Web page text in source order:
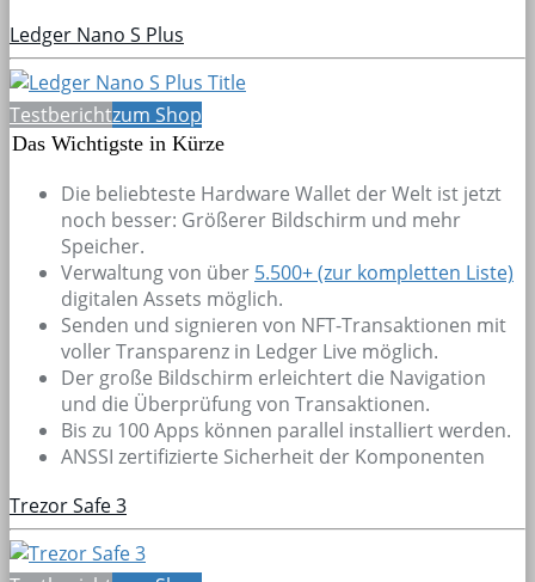
Ledger Nano S Plus
Testberichtzum Shop
Das Wichtigste in Kürze
Die beliebteste Hardware Wallet der Welt ist jetzt
noch besser: Größerer Bildschirm und mehr
Speicher.
Verwaltung von über 5.500+(zur kompletten Liste)
digitalen Assets möglich.
Senden und signieren von NFT-Transaktionen mit
voller Transparenz in Ledger Live möglich.
Der große Bildschirm erleichtert die Navigation
und die Überprüfung von Transaktionen.
Bis zu 100 Apps können parallel installiert werden.
ANSSI zertifizierte Sicherheit der Komponenten
Trezor Safe 3